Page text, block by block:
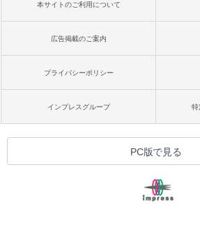
本サイトのご利用について
広告掲載のご案内
プライバシーポリシー
インプレスグループ 特
PC版で見る